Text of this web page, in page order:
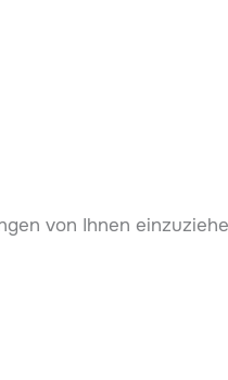
von Ihnen